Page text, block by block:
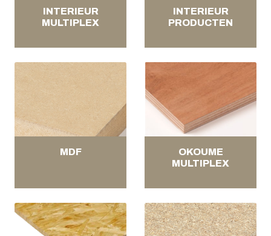
INTERIEUR
MULTIPLEX
INTERIEUR
PRODUCTEN
MDF
OKOUME
MULTIPLEX